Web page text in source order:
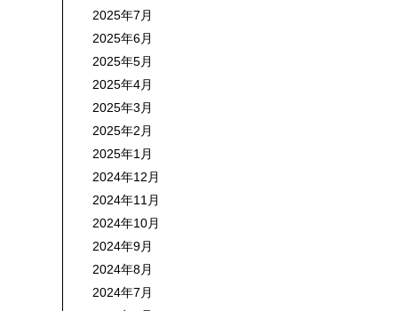
2025年7月
2025年6月
2025年5月
2025年4月
2025年3月
2025年2月
2025年1月
2024年12月
2024年11月
2024年10月
2024年9月
2024年8月
2024年7月